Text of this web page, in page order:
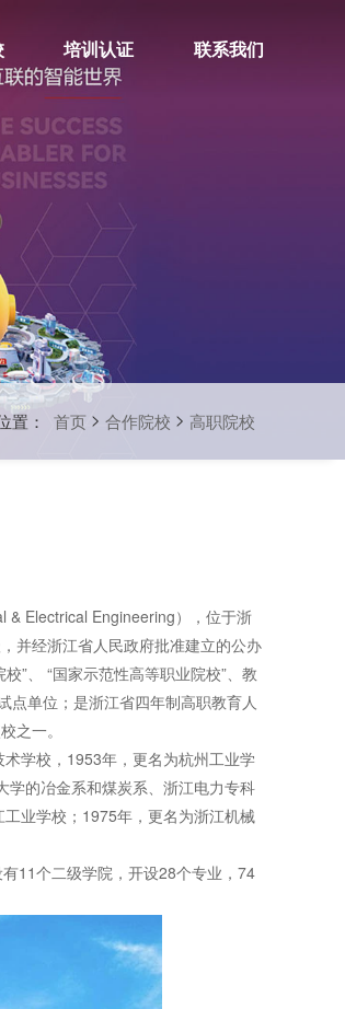
培训认证 联系我们
置： 首页 > 合作院校 > 高职院校
Electrical Engineering），位于浙
并经浙江省人民政府批准建立的公办
”、 “国家示范性高等职业院校”、教
点单位；是浙江省四年制高职教育人
之一。
学校，1953年，更名为杭州工业学
的冶金系和煤炭系、浙江电力专科
业学校；1975年，更名为浙江机械
11个二级学院，开设28个专业，74